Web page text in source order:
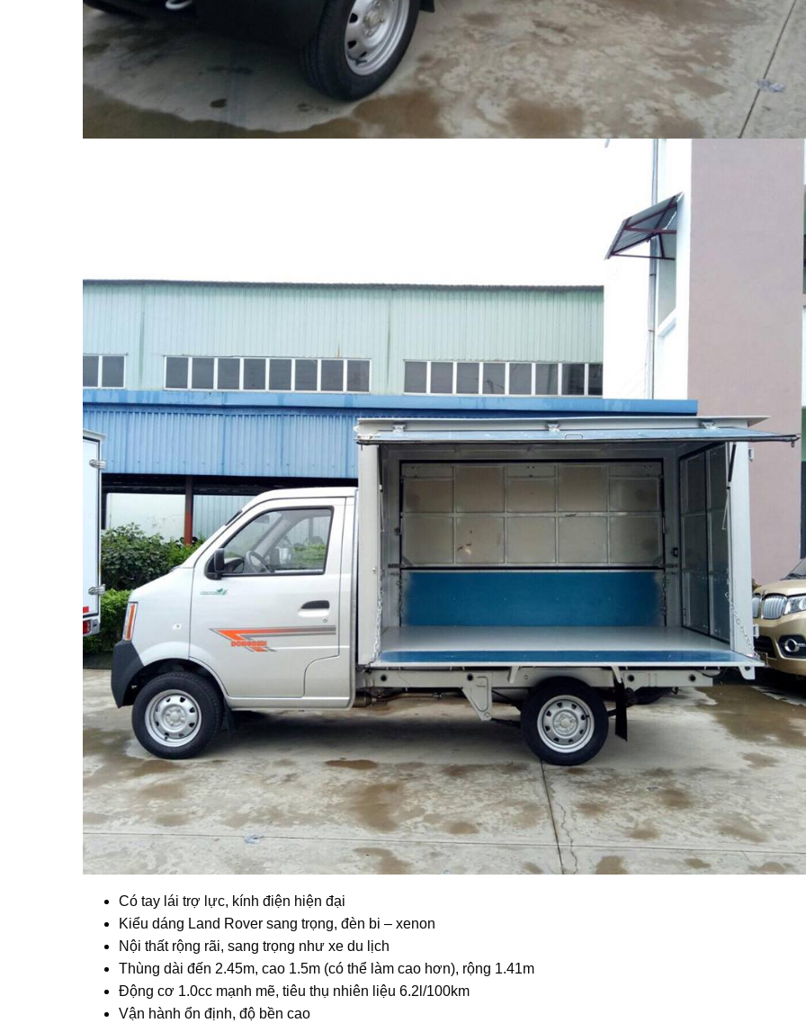
Có tay lái trợ lực, kính điện hiện đại
Kiểu dáng Land Rover sang trọng, đèn bi – xenon
Nội thất rộng rãi, sang trọng như xe du lịch
Thùng dài đến 2.45m, cao 1.5m (có thể làm cao hơn), rộng 1.41m
Động cơ 1.0cc mạnh mẽ, tiêu thụ nhiên liệu 6.2l/100km
Vận hành ổn định, độ bền cao